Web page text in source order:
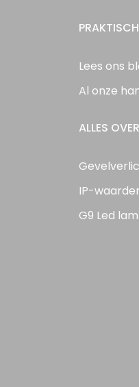
Lees ons
Al onze
ALLES
IP-
G9 Led